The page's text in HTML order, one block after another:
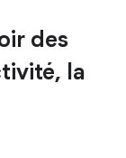
des
la